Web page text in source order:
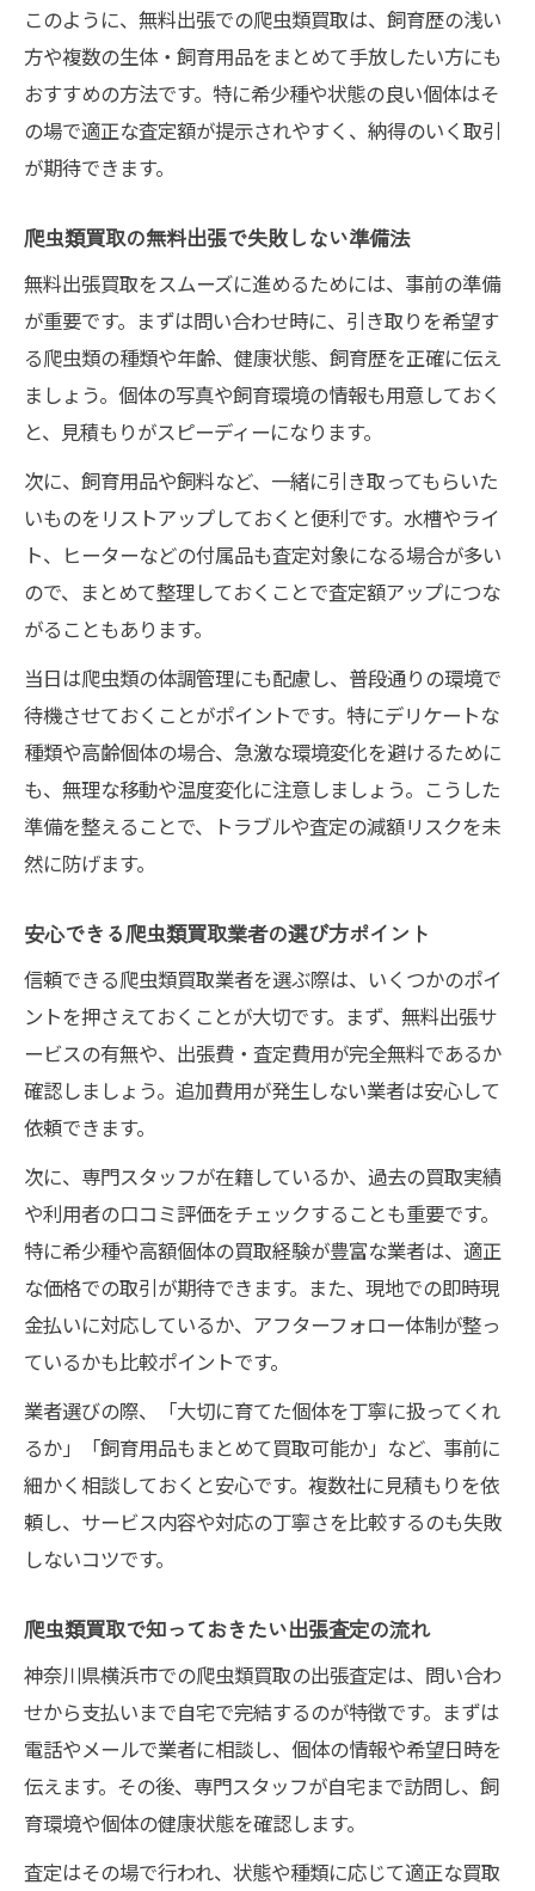
このように、無料出張での爬虫類買取は、飼育歴の浅い
方や複数の生体・飼育用品をまとめて手放したい方にも
おすすめの方法です。特に希少種や状態の良い個体はそ
の場で適正な査定額が提示されやすく、納得のいく取引
が期待できます。
爬虫類買取の無料出張で失敗しない準備法
無料出張買取をスムーズに進めるためには、事前の準備
が重要です。まずは問い合わせ時に、引き取りを希望す
る爬虫類の種類や年齢、健康状態、飼育歴を正確に伝え
ましょう。個体の写真や飼育環境の情報も用意しておく
と、見積もりがスピーディーになります。
次に、飼育用品や飼料など、一緒に引き取ってもらいた
いものをリストアップしておくと便利です。水槽やライ
ト、ヒーターなどの付属品も査定対象になる場合が多い
ので、まとめて整理しておくことで査定額アップにつな
がることもあります。
当日は爬虫類の体調管理にも配慮し、普段通りの環境で
待機させておくことがポイントです。特にデリケートな
種類や高齢個体の場合、急激な環境変化を避けるために
も、無理な移動や温度変化に注意しましょう。こうした
準備を整えることで、トラブルや査定の減額リスクを未
然に防げます。
安心できる爬虫類買取業者の選び方ポイント
信頼できる爬虫類買取業者を選ぶ際は、いくつかのポイ
ントを押さえておくことが大切です。まず、無料出張サ
ービスの有無や、出張費・査定費用が完全無料であるか
確認しましょう。追加費用が発生しない業者は安心して
依頼できます。
次に、専門スタッフが在籍しているか、過去の買取実績
や利用者の口コミ評価をチェックすることも重要です。
特に希少種や高額個体の買取経験が豊富な業者は、適正
な価格での取引が期待できます。また、現地での即時現
金払いに対応しているか、アフターフォロー体制が整っ
ているかも比較ポイントです。
業者選びの際、「大切に育てた個体を丁寧に扱ってくれ
るか」「飼育用品もまとめて買取可能か」など、事前に
細かく相談しておくと安心です。複数社に見積もりを依
頼し、サービス内容や対応の丁寧さを比較するのも失敗
しないコツです。
爬虫類買取で知っておきたい出張査定の流れ
神奈川県横浜市での爬虫類買取の出張査定は、問い合わ
せから支払いまで自宅で完結するのが特徴です。まずは
電話やメールで業者に相談し、個体の情報や希望日時を
伝えます。その後、専門スタッフが自宅まで訪問し、飼
育環境や個体の健康状態を確認します。
査定はその場で行われ、状態や種類に応じて適正な買取